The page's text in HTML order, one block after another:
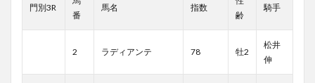
門別3R
番
馬名 指数
齢
騎手
2 ラディアンテ 78 牡2
松井
伸